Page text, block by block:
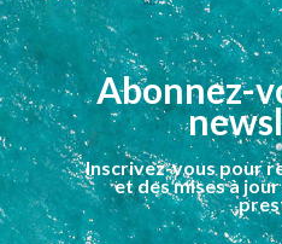
Abonnez-
Inscrivez-vous pour
et des mises à